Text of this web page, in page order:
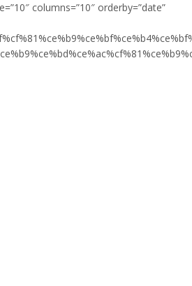
columns=”10″ orderby=”date”